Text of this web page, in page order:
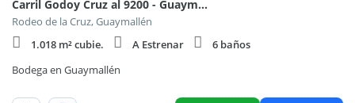
Carril Godoy Cruz al 9200 - Guaymallén
Rodeo de la Cruz, Guaymallén
1.018 m² cubie.
A Estrenar
6 baños
Bodega en Guaymallén